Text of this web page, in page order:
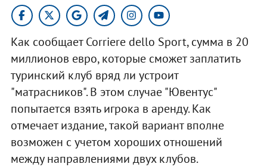
Как сообщает Corriere dello Sport, сумма в 20
миллионов евро, которые сможет заплатить
туринский клуб вряд ли устроит
"матрасников". В этом случае "Ювентус"
попытается взять игрока в аренду. Как
отмечает издание, такой вариант вполне
возможен с учетом хороших отношений
между направлениями двух клубов.